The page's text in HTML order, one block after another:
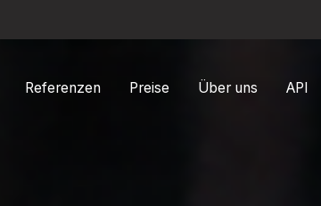
Referenzen Preise Über uns API